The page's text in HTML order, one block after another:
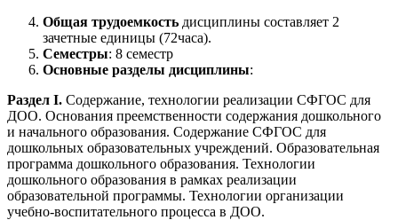
Общая трудоемкость дисциплины составляет 2
зачетные единицы (72часа).
Семестры: 8 семестр
Основные разделы дисциплины:
Раздел I. Содержание, технологии реализации СФГОС для
ДОО. Основания преемственности содержания дошкольного
и начального образования. Содержание СФГОС для
дошкольных образовательных учреждений. Образовательная
программа дошкольного образования. Технологии
дошкольного образования в рамках реализации
образовательной программы. Технологии организации
учебно-воспитательного процесса в ДОО.